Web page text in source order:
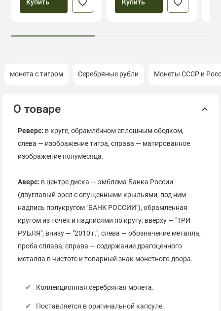
Купить Купить
монета с тигром Серебряные рубли Монеты СССР и
О товаре
Реверс: в круге, обрамлённом сплошным ободком,
слева — изображение тигра, справа — матированное
изображение полумесяца.
Аверс: в центре диска — эмблема Банка России
(двуглавый орел с опущенными крыльями, под ним
надпись полукругом "БАНК РОССИИ"), обрамленная
кругом из точек и надписями по кругу: вверху — "ТРИ
РУБЛЯ", внизу — "2010 г.", слева — обозначение металла,
проба сплава, справа — содержание драгоценного
металла в чистоте и товарный знак монетного двора.
Коллекционная серебряная монета.
Поставляется в оригинальной капсуле.